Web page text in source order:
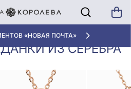
«НОВАЯ ПОЧТА»
Крестики, ладанки из
серебра
ИЗ СЕРЕБРА